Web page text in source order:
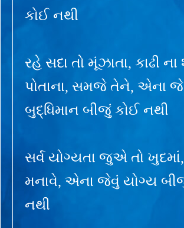
કોઈ નથી
રહે સદા તો મૂંઝાતા, કાઢી ના
પોતાના, સમજે તેને, એના
બુદ્ધિમાન બીજું કોઈ નથી
સર્વ યોગ્યતા જુએ તો
મનાવે, એના જેવું યોગ્ય
નથી